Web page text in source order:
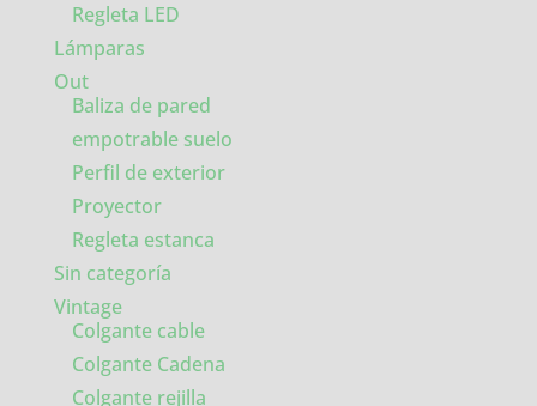
Regleta LED
Lámparas
Out
Baliza de pared
empotrable suelo
Perfil de exterior
Proyector
Regleta estanca
Sin categoría
Vintage
Colgante cable
Colgante Cadena
Colgante rejilla